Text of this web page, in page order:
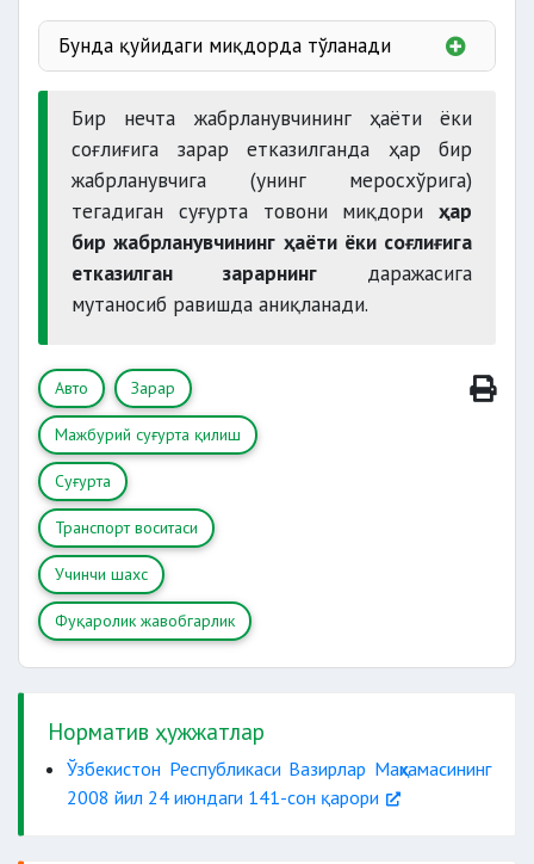
Бунда қуйидаги миқдорда тўланади
65% гача
соғлиғи ва
ҳаётига
Бир нечта жабрланувчининг ҳаёти ёки
соғлиғига зарар етказилганда ҳар бир
жабрланувчига (унинг меросхўрига)
тегадиган суғурта товони миқдори ҳар
бир жабрланувчининг ҳаёти ёки соғлиғига
етказилган зарарнинг даражасига
мутаносиб равишда аниқланади.
Авто Зарар
Мажбурий суғурта қилиш
Суғурта
Транспорт воситаси
Учинчи шахс
Фуқаролик жавобгарлик
Норматив ҳужжатлар
Ўзбекистон Республикаси Вазирлар Маҳкамасининг
2008 йил 24 июндаги 141-сон қарори